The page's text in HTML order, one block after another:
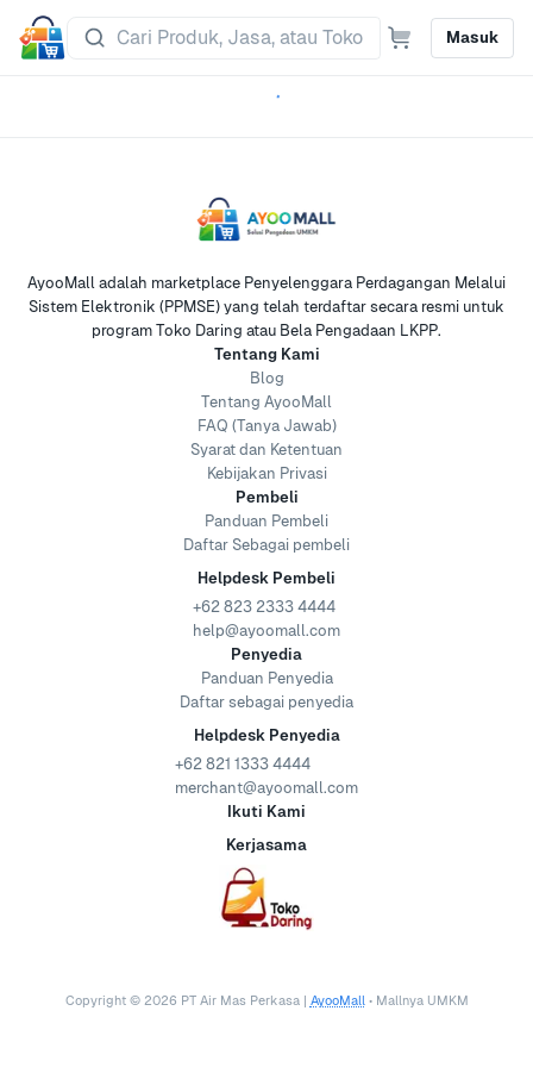
Masuk
AyooMall adalah marketplace Penyelenggara Perdagangan Melalui
Sistem Elektronik (PPMSE) yang telah terdaftar secara resmi untuk
program Toko Daring atau Bela Pengadaan LKPP.
Tentang Kami
Blog
Tentang AyooMall
FAQ (Tanya Jawab)
Syarat dan Ketentuan
Kebijakan Privasi
Pembeli
Panduan Pembeli
Daftar Sebagai pembeli
Helpdesk Pembeli
+62 823 2333 4444
help@ayoomall.com
Penyedia
Panduan Penyedia
Daftar sebagai penyedia
Helpdesk Penyedia
+62 821 1333 4444
merchant@ayoomall.com
Ikuti Kami
Kerjasama
Copyright © 2026 PT Air Mas Perkasa | AyooMall • Mallnya UMKM